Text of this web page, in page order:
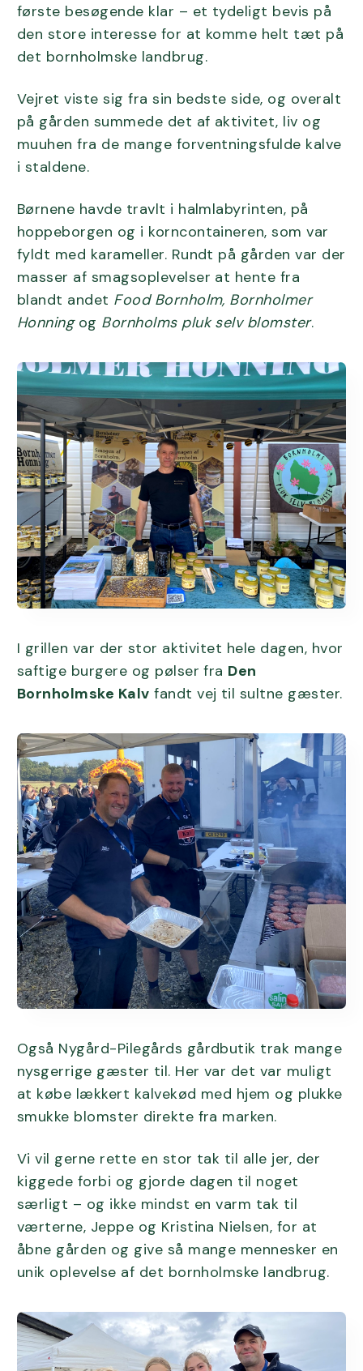
første besøgende klar – et tydeligt bevis på
den store interesse for at komme helt tæt på
det bornholmske landbrug.
Vejret viste sig fra sin bedste side, og overalt
på gården summede det af aktivitet, liv og
muuhen fra de mange forventningsfulde kalve
i staldene.
Børnene havde travlt i halmlabyrinten, på
hoppeborgen og i korncontaineren, som var
fyldt med karameller. Rundt på gården var der
masser af smagsoplevelser at hente fra
blandt andet Food Bornholm, Bornholmer
Honning og Bornholms pluk selv blomster.
I grillen var der stor aktivitet hele dagen, hvor
saftige burgere og pølser fra Den
Bornholmske Kalv fandt vej til sultne gæster.
Også Nygård-Pilegårds gårdbutik trak mange
nysgerrige gæster til. Her var det var muligt
at købe lækkert kalvekød med hjem og plukke
smukke blomster direkte fra marken.
Vi vil gerne rette en stor tak til alle jer, der
kiggede forbi og gjorde dagen til noget
særligt – og ikke mindst en varm tak til
værterne, Jeppe og Kristina Nielsen, for at
åbne gården og give så mange mennesker en
unik oplevelse af det bornholmske landbrug.